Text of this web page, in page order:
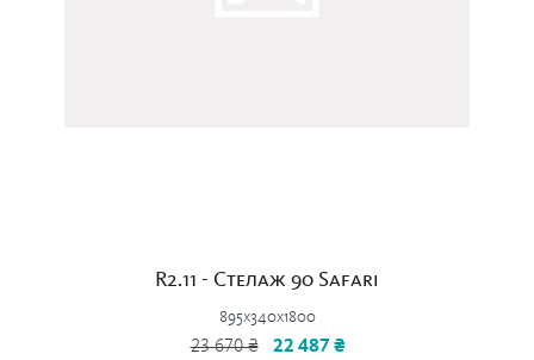
R2.11 - Стелаж 90 Safari
895x340x1800
23 670 ₴ 22 487 ₴